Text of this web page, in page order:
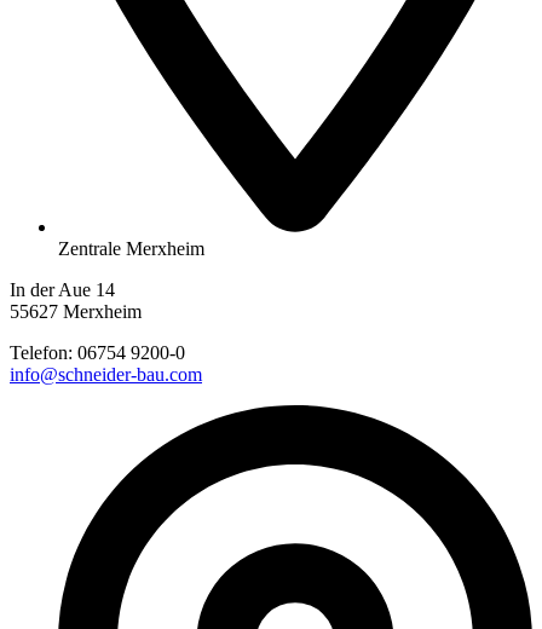
Zentrale Merxheim
In der Aue 14
55627 Merxheim
Telefon: 06754 9200-0
info@schneider-bau.com